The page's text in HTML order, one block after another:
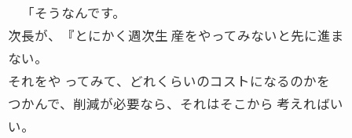
「そうなんです。
次長が、『とにかく週次生 産をやってみないと先に進ま
ない。
それをや ってみて、どれくらいのコストになるのかを
つかんで、削減が必要なら、それはそこから 考えればい
い。